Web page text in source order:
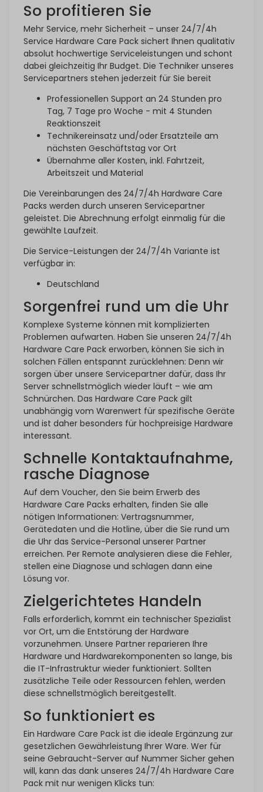
So profitieren Sie
Mehr Service, mehr Sicherheit – unser 24/7/4h
Service Hardware Care Pack sichert Ihnen qualitativ
absolut hochwertige Serviceleistungen und schont
dabei gleichzeitig Ihr Budget. Die Techniker unseres
Servicepartners stehen jederzeit für Sie bereit
Professionellen Support an 24 Stunden pro
Tag, 7 Tage pro Woche - mit 4 Stunden
Reaktionszeit
Technikereinsatz und/oder Ersatzteile am
nächsten Geschäftstag vor Ort
Übernahme aller Kosten, inkl. Fahrtzeit,
Arbeitszeit und Material
Die Vereinbarungen des 24/7/4h Hardware Care
Packs werden durch unseren Servicepartner
geleistet. Die Abrechnung erfolgt einmalig für die
gewählte Laufzeit.
Die Service-Leistungen der 24/7/4h Variante ist
verfügbar in:
Deutschland
Sorgenfrei rund um die Uhr
Komplexe Systeme können mit komplizierten
Problemen aufwarten. Haben Sie unseren 24/7/4h
Hardware Care Pack erworben, können Sie sich in
solchen Fällen entspannt zurücklehnen: Denn wir
sorgen über unsere Servicepartner dafür, dass Ihr
Server schnellstmöglich wieder läuft – wie am
Schnürchen. Das Hardware Care Pack gilt
unabhängig vom Warenwert für spezifische Geräte
und ist daher besonders für hochpreisige Hardware
interessant.
Schnelle Kontaktaufnahme,
rasche Diagnose
Auf dem Voucher, den Sie beim Erwerb des
Hardware Care Packs erhalten, finden Sie alle
nötigen Informationen: Vertragsnummer,
Gerätedaten und die Hotline, über die Sie rund um
die Uhr das Service-Personal unserer Partner
erreichen. Per Remote analysieren diese die Fehler,
stellen eine Diagnose und schlagen dann eine
Lösung vor.
Zielgerichtetes Handeln
Falls erforderlich, kommt ein technischer Spezialist
vor Ort, um die Entstörung der Hardware
vorzunehmen. Unsere Partner reparieren Ihre
Hardware und Hardwarekomponenten so lange, bis
die IT-Infrastruktur wieder funktioniert. Sollten
zusätzliche Teile oder Ressourcen fehlen, werden
diese schnellstmöglich bereitgestellt.
So funktioniert es
Ein Hardware Care Pack ist die ideale Ergänzung zur
gesetzlichen Gewährleistung Ihrer Ware. Wer für
seine Gebraucht-Server auf Nummer Sicher gehen
will, kann das dank unseres 24/7/4h Hardware Care
Pack mit nur wenigen Klicks tun: